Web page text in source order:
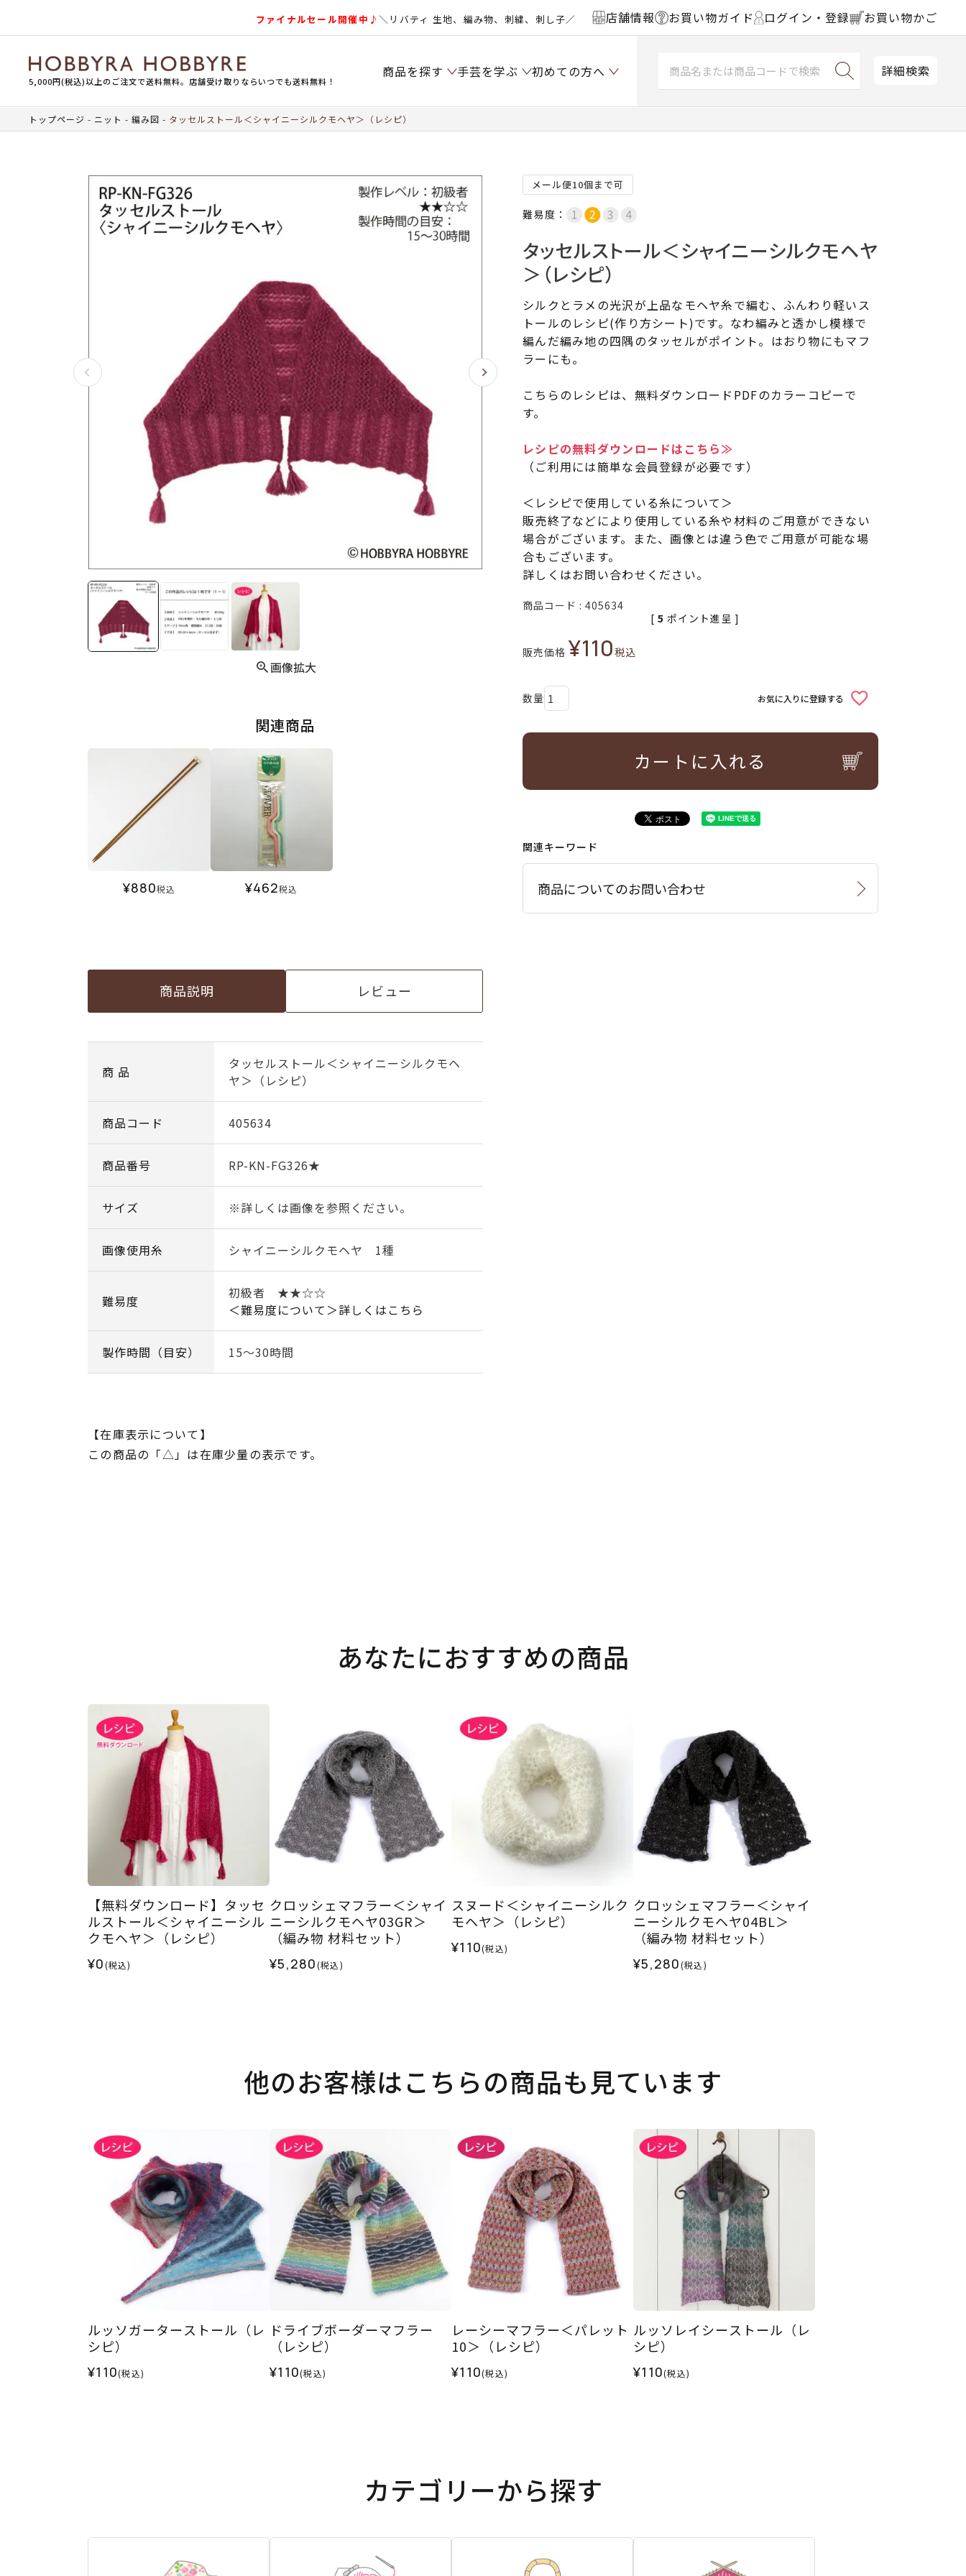
ファイナルセール開催中♪＼リバティ 生地、編み物、刺繍、刺し子／ 店舗情報 お買い物ガイド ログイン・登録 お買い物かご
5,000円(税込)以上のご注文で送料無料。店舗受け取りならいつでも送料無料！
商品を探す 手芸を学ぶ 初めての方へ 詳細検索
トップページ ニット 編み図 タッセルストール＜シャイニーシルクモヘヤ＞（レシピ）
画像拡大
関連商品
¥880税込 ¥462税込
商品説明 レビュー
商 品
タッセルストール＜シャイニーシルクモヘ
ヤ＞（レシピ）
商品コード 405634
商品番号 RP-KN-FG326★
サイズ ※詳しくは画像を参照ください。
画像使用糸 シャイニーシルクモヘヤ 1種
難易度
初級者 ★★☆☆
＜難易度について＞詳しくはこちら
製作時間（目安） 15～30時間
【在庫表示について】
この商品の「△」は在庫少量の表示です。
メール便10個まで可
難易度：
タッセルストール＜シャイニーシルクモヘヤ
＞（レシピ）
シルクとラメの光沢が上品なモヘヤ糸で編む、ふんわり軽いス
トールのレシピ(作り方シート)です。なわ編みと透かし模様で
編んだ編み地の四隅のタッセルがポイント。はおり物にもマフ
ラーにも。
こちらのレシピは、無料ダウンロードPDFのカラーコピーで
す。
レシピの無料ダウンロードはこちら≫
（ご利用には簡単な会員登録が必要です）
＜レシピで使用している糸について＞
販売終了などにより使用している糸や材料のご用意ができない
場合がございます。また、画像とは違う色でご用意が可能な場
合もございます。
詳しくはお問い合わせください。
商品コード 405634
販売価格 ¥110税込
[ 5 ポイント進呈 ]
お気に入りに登録する
カートに入れる
関連キーワード
商品についてのお問い合わせ
あなたにおすすめの商品
【無料ダウンロード】タッセ
ルストール＜シャイニーシル
クモヘヤ＞（レシピ）
¥0(税込)
クロッシェマフラー＜シャイ
ニーシルクモヘヤ03GR＞
（編み物 材料セット）
¥5,280(税込)
スヌード＜シャイニーシルク
モヘヤ＞（レシピ）
¥110(税込)
クロッシェマフラー＜シャイ
ニーシルクモヘヤ04BL＞
（編み物 材料セット）
¥5,280(税込)
他のお客様はこちらの商品も見ています
ルッソガーターストール（レ
シピ）
¥110(税込)
ドライブボーダーマフラー
（レシピ）
¥110(税込)
レーシーマフラー＜パレット
10＞（レシピ）
¥110(税込)
ルッソレイシーストール（レ
シピ）
¥110(税込)
カテゴリーから探す